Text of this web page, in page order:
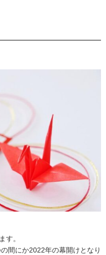
す。
間にか2022年の幕開けとなり